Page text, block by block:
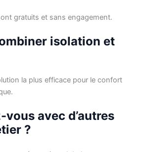
gratuits et sans engagement.
isolation et
la plus efficace pour le confort
avec d’autres
?